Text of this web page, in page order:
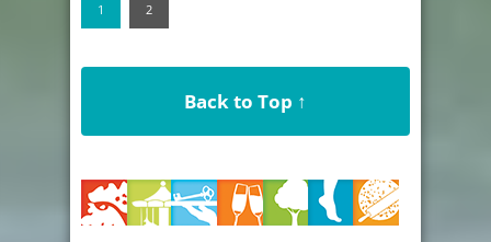
1 2
Back to Top ↑